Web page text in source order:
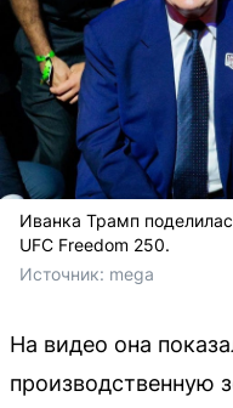
Иванка Трамп
UFC Freedom 250.
Источник: mega
На видео она
производственную